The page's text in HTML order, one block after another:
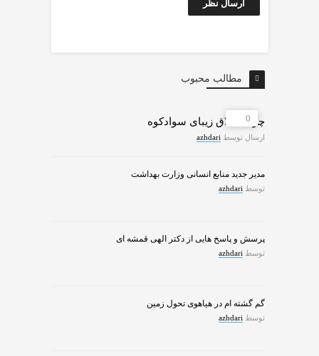
مطالب محبوب
0
چرات ییلاق زیبای سوادکوه
ارسال توسط azhdari
مدیر جدید منابع انسانی وزارت بهداشت
توسط azhdari
پرسش و پاسخ هایی از دکتر الهی قمشه ای
توسط azhdari
گم گشته ام در هیاهوی تحول زمین
توسط azhdari